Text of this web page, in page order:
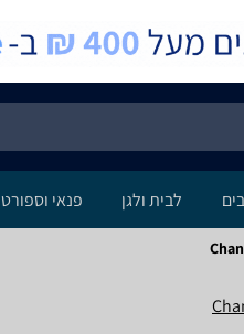
לבית ולגן פנאי וספורט